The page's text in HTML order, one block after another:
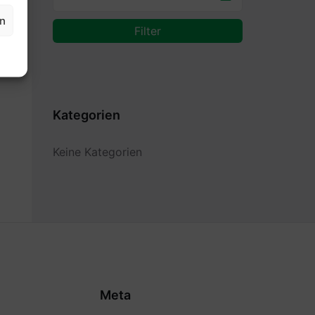
Filter
Kategorien
Keine Kategorien
Meta